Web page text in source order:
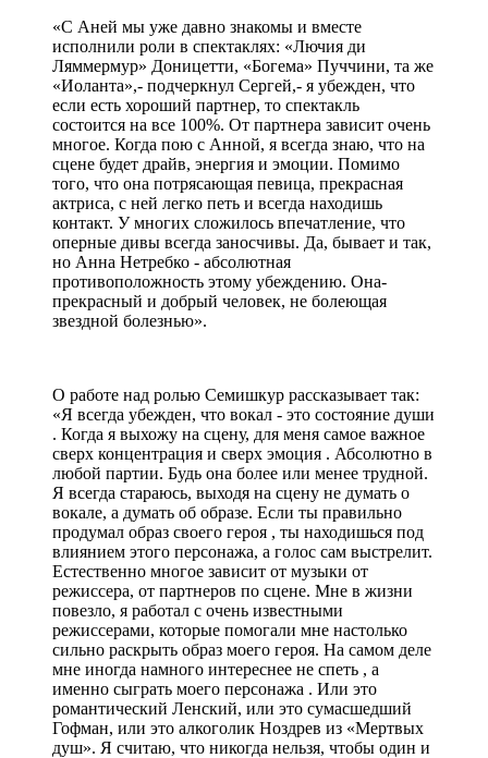
«С Аней мы уже давно знакомы и вместе
исполнили роли в спектаклях: «Лючия ди
Ляммермур» Доницетти, «Богема» Пуччини, та же
«Иоланта»,- подчеркнул Сергей,- я убежден, что
если есть хороший партнер, то спектакль
состоится на все 100%. От партнера зависит очень
многое. Когда пою с Анной, я всегда знаю, что на
сцене будет драйв, энергия и эмоции. Помимо
того, что она потрясающая певица, прекрасная
актриса, с ней легко петь и всегда находишь
контакт. У многих сложилось впечатление, что
оперные дивы всегда заносчивы. Да, бывает и так,
но Анна Нетребко - абсолютная
противоположность этому убеждению. Она-
прекрасный и добрый человек, не болеющая
звездной болезнью».
О работе над ролью Семишкур рассказывает так:
«Я всегда убежден, что вокал - это состояние души
. Когда я выхожу на сцену, для меня самое важное
сверх концентрация и сверх эмоция . Абсолютно в
любой партии. Будь она более или менее трудной.
Я всегда стараюсь, выходя на сцену не думать о
вокале, а думать об образе. Если ты правильно
продумал образ своего героя , ты находишься под
влиянием этого персонажа, а голос сам выстрелит.
Естественно многое зависит от музыки от
режиссера, от партнеров по сцене. Мне в жизни
повезло, я работал с очень известными
режиссерами, которые помогали мне настолько
сильно раскрыть образ моего героя. На самом деле
мне иногда намного интереснее не спеть , а
именно сыграть моего персонажа . Или это
романтический Ленский, или это сумасшедший
Гофман, или это алкоголик Ноздрев из «Мертвых
душ». Я считаю, что никогда нельзя, чтобы один и